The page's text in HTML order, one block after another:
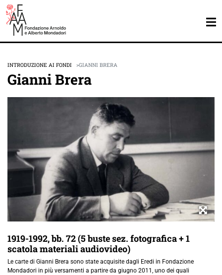
INTRODUZIONE AI FONDI GIANNI BRERA
Gianni Brera
1919-1992, bb. 72 (5 buste sez. fotografica + 1
scatola materiali audiovideo)
Le carte di Gianni Brera sono state acquisite dagli Eredi in Fondazione
Mondadori in più versamenti a partire da giugno 2011, uno dei quali